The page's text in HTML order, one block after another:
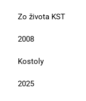
Zo života KST
2008
Kostoly
2025